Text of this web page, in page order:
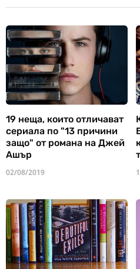
19 неща, които отличават
сериала по "13 причини
защо" от романа на Джей
Ашър
02/08/2019